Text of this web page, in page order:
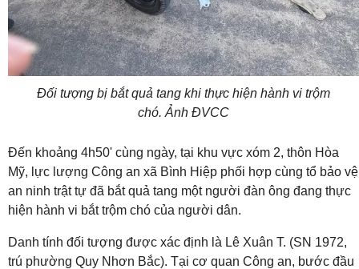
Đối tượng bị bắt quả tang khi thực hiện hành vi trộm
chó. Ảnh ĐVCC
Đến khoảng 4h50' cùng ngày, tại khu vực xóm 2, thôn Hòa
Mỹ, lực lượng Công an xã Bình Hiệp phối hợp cùng tổ bảo vệ
an ninh trật tự đã bắt quả tang một người đàn ông đang thực
hiện hành vi bắt trộm chó của người dân.
Danh tính đối tượng được xác định là Lê Xuân T. (SN 1972,
trú phường Quy Nhơn Bắc). Tại cơ quan Công an, bước đầu